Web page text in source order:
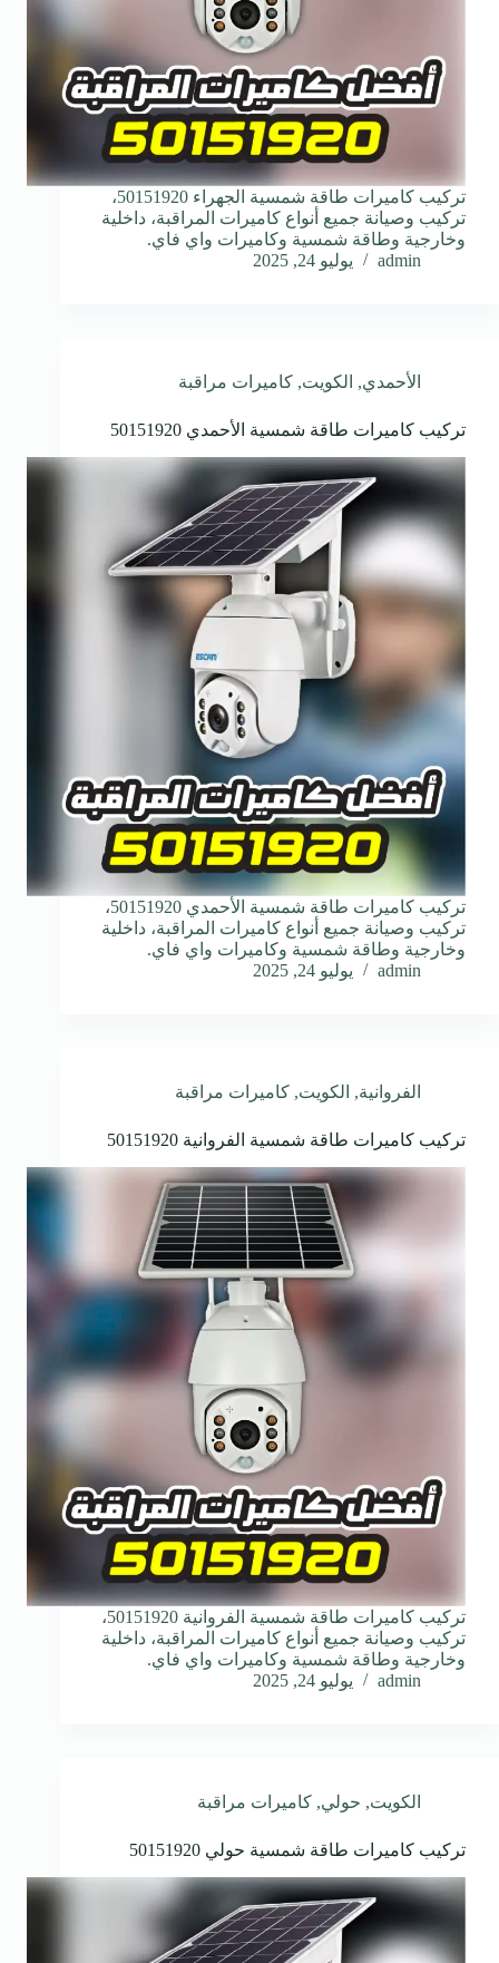
تركيب كاميرات طاقة شمسية الجهراء 50151920،
تركيب وصيانة جميع أنواع كاميرات المراقبة، داخلية
وخارجية وطاقة شمسية وكاميرات واي فاي.
admin
يوليو 24, 2025
الأحمدي, الكويت, كاميرات مراقبة
تركيب كاميرات طاقة شمسية الأحمدي 50151920
تركيب كاميرات طاقة شمسية الأحمدي 50151920،
تركيب وصيانة جميع أنواع كاميرات المراقبة، داخلية
وخارجية وطاقة شمسية وكاميرات واي فاي.
admin
يوليو 24, 2025
الفروانية, الكويت, كاميرات مراقبة
تركيب كاميرات طاقة شمسية الفروانية 50151920
تركيب كاميرات طاقة شمسية الفروانية 50151920،
تركيب وصيانة جميع أنواع كاميرات المراقبة، داخلية
وخارجية وطاقة شمسية وكاميرات واي فاي.
admin
يوليو 24, 2025
الكويت, حولي, كاميرات مراقبة
تركيب كاميرات طاقة شمسية حولي 50151920